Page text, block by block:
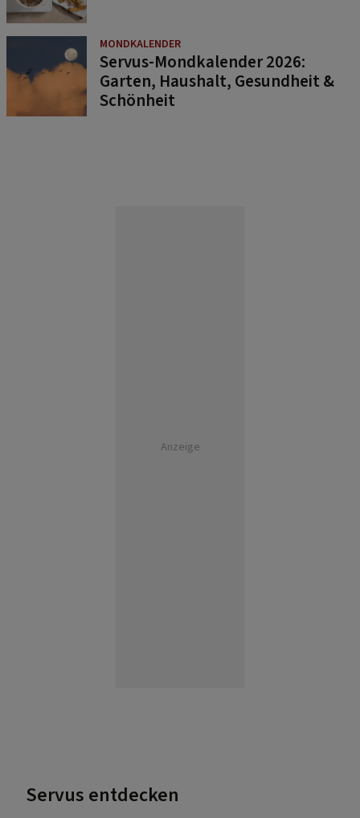
MONDKALENDER
Servus-Mondkalender 2026:
Garten, Haushalt, Gesundheit &
Schönheit
Anzeige
Servus entdecken